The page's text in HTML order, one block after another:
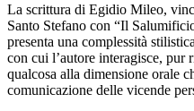
La scrittura di Egidio Mileo,
Santo Stefano con “Il
presenta una complessità
con cui l’autore interagisce, pur
qualcosa alla dimensione orale
comunicazione delle vicende